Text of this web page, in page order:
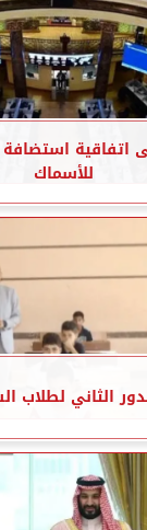
اتفاقية
للأسماك
الثاني لطلاب